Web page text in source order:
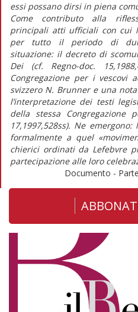
essi possano dirsi in piena
Come contributo alla
principali atti ufficiali con cui
per tutto il periodo di
situazione: il decreto di
Dei (cf. Regno-doc.
Congregazione per i vescovi
svizzero N. Brunner e una
l’interpretazione dei testi
della stessa Congregazione
17,1997,528ss). Ne
formalmente a quel
chierici ordinati da Lefebvre
partecipazione alle loro
Documento -